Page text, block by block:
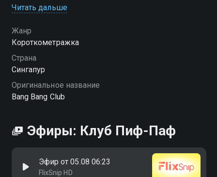
уже находятся под прицелом
Читать дальше
Жанр
Короткометражка
Страна
Сингапур
Оригинальное название
Bang Bang Club
Эфиры: Клуб Пиф-Паф
Эфир от 05.08 06:23
FlixSnip HD